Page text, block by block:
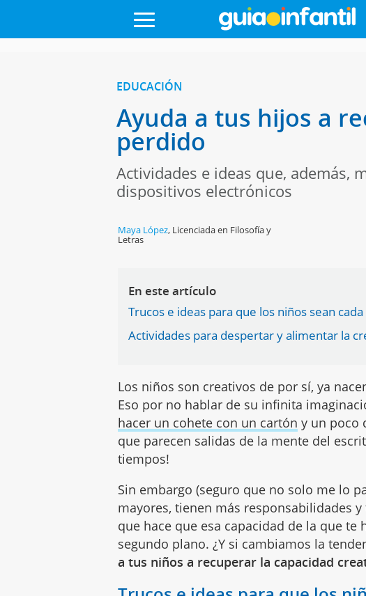
EDUCACIÓN
Ayuda a tus hijos a
perdido
Actividades e ideas que, además,
dispositivos electrónicos
Maya López, Licenciada en Filosofía y
Letras
En este artículo
Trucos e ideas para que los niños sean
Actividades para despertar y alimentar la
Los niños son creativos de por sí, ya
Eso por no hablar de su infinita
hacer un cohete con un cartón y un poco
que parecen salidas de la mente del
tiempos!
Sin embargo (seguro que no solo me lo
mayores, tienen más responsabilidades
que hace que esa capacidad de la que te
segundo plano. ¿Y si cambiamos la
a tus niños a recuperar la capacidad